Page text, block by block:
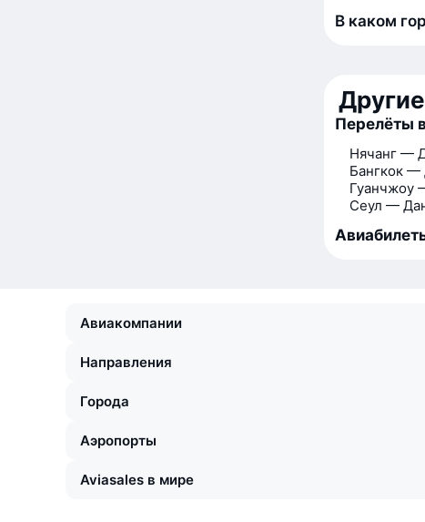
В каком
Перелёты
Нячанг —
Бангкок —
Гуанчжоу
Сеул —
Авиакомпании
Направления
Города
Аэропорты
Aviasales в мире